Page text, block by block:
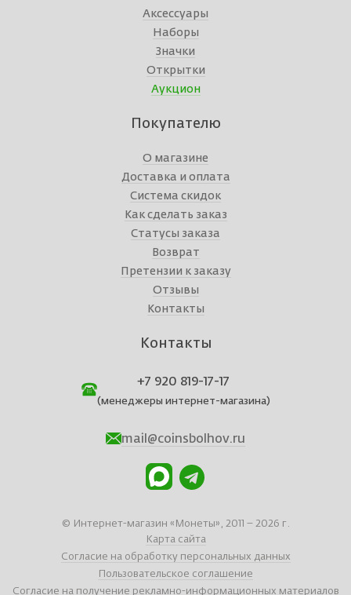
Аксессуары
Наборы
Значки
Открытки
Аукцион
Покупателю
О магазине
Доставка и оплата
Система скидок
Как сделать заказ
Статусы заказа
Возврат
Претензии к заказу
Отзывы
Контакты
Контакты
+7 920 819-17-17
(менеджеры интернет-магазина)
mail@coinsbolhov.ru
© Интернет-магазин «Монеты», 2011 – 2026 г.
Карта сайта
Согласие на обработку персональных данных
Пользовательское соглашение
Согласие на получение рекламно-информационных материалов